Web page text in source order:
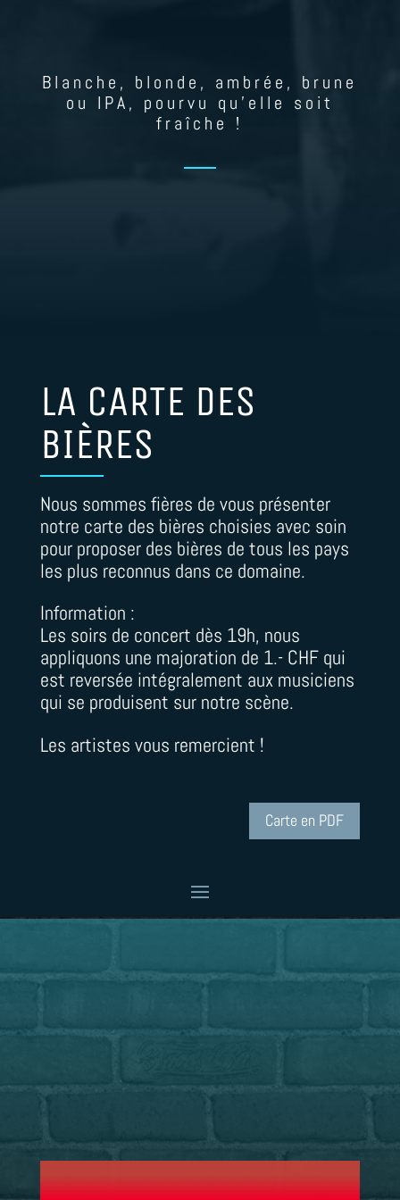
Blanche, blonde, ambrée, brune
ou IPA, pourvu qu’elle soit
fraîche !
LA CARTE DES
BIÈRES
Nous sommes fières de vous présenter
notre carte des bières choisies avec soin
pour proposer des bières de tous les pays
les plus reconnus dans ce domaine.
Information :
Les soirs de concert dès 19h, nous
appliquons une majoration de 1.- CHF qui
est reversée intégralement aux musiciens
qui se produisent sur notre scène.
Les artistes vous remercient !
Carte en PDF